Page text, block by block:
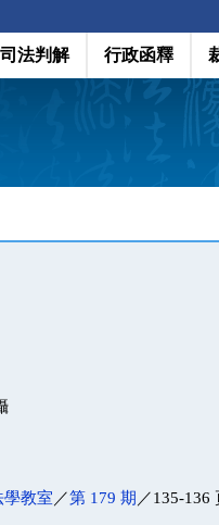
司法判解 行政函釋
學教室 ／第 179 期 ／135-136